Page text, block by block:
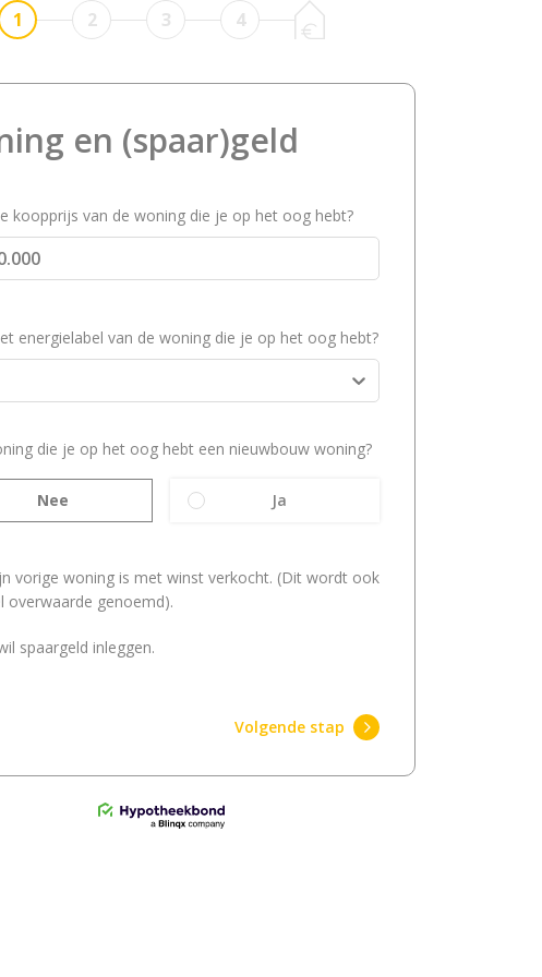
1 2 3 4
en (spaar)geld
koopprijs van de woning die je op het oog hebt?
energielabel van de woning die je op het oog hebt?
die je op het oog hebt een nieuwbouw woning?
Nee Ja
vorige woning is met winst verkocht. (Dit wordt ook
overwaarde genoemd).
spaargeld inleggen.
Volgende stap